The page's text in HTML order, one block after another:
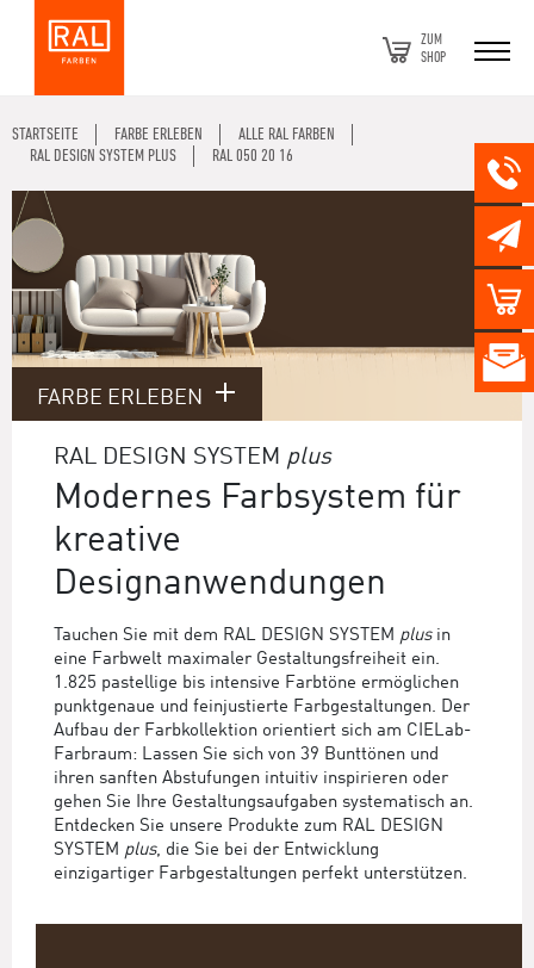
ZUM
SHOP
STARTSEITE FARBE ERLEBEN
ALLE RAL FARBEN
RAL DESIGN SYSTEM PLUS
RAL 050 20 16
FARBE ERLEBEN
RAL DESIGN SYSTEM plus
Modernes Farbsystem für
kreative
Designanwendungen
Tauchen Sie mit dem RAL DESIGN SYSTEM plusin
eine Farbwelt maximaler Gestaltungsfreiheit ein.
1.825 pastellige bis intensive Farbtöne ermöglichen
punktgenaue und feinjustierte Farbgestaltungen. Der
Aufbau der Farbkollektion orientiert sich am CIELab-
Farbraum: Lassen Sie sich von 39 Bunttönen und
ihren sanften Abstufungen intuitiv inspirieren oder
gehen Sie Ihre Gestaltungsaufgaben systematisch an.
Entdecken Sie unsere Produkte zum RAL DESIGN
SYSTEM plus, die Sie bei der Entwicklung
einzigartiger Farbgestaltungen perfekt unterstützen.